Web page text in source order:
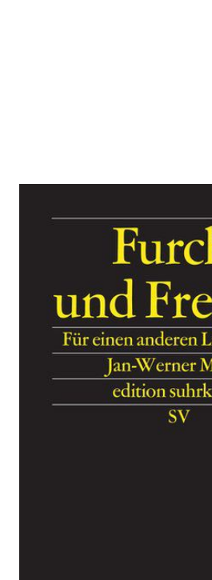
Furcht und Freiheit
Zur Wunschliste hinzufügen
Für einen anderen Liberalismus
Jan-Werner Müller
Verlag: Suhrkamp